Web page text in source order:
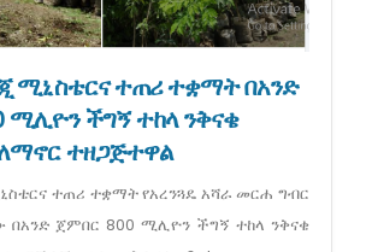
ሚኒስቴርና ተጠሪ ተቋማት በአንድ
ሚሊዮን ችግኝ ተከላ ንቅናቄ
ተዘጋጅተዋል
ተጠሪ ተቋማት የአረንጓዴ አሻራ መርሐ ግብር
በአንድ ጀምበር 800 ሚሊዮን ችግኝ ተከላ ንቅናቄ